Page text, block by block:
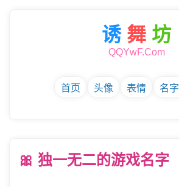
诱 舞 坊
QQYwF.Com
首页 头像 表情 名字
🎀 独一无二的游戏名字